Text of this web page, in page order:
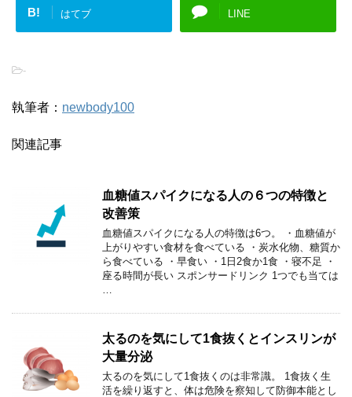
B! はてブ LINE
-
執筆者： newbody100
関連記事
血糖値スパイクになる人の６つの特徴と
改善策
血糖値スパイクになる人の特徴は6つ。 ・血糖値が
上がりやすい食材を食べている ・炭水化物、糖質か
ら食べている ・早食い ・1日2食か1食 ・寝不足 ・
座る時間が長い スポンサードリンク 1つでも当ては
…
太るのを気にして1食抜くとインスリンが
大量分泌
太るのを気にして1食抜くのは非常識。 1食抜く生
活を繰り返すと、体は危険を察知して防御本能とし